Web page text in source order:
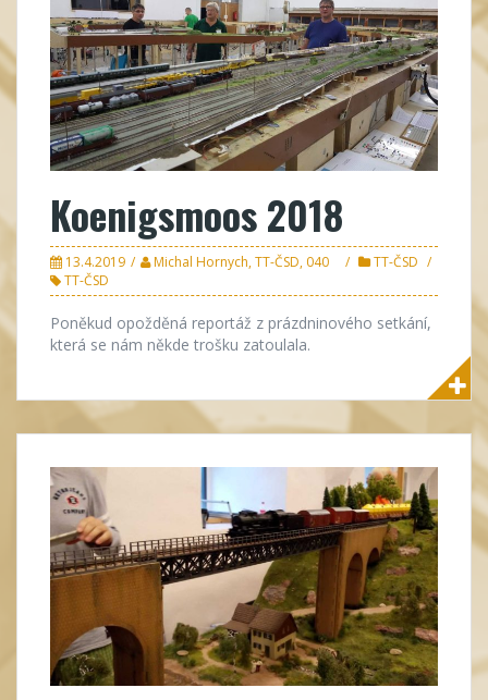
Koenigsmoos 2018
13.4.2019 Michal Hornych, TT-ČSD, 040
TT-ČSD
TT-ČSD
Poněkud opožděná reportáž z prázdninového setkání,
která se nám někde trošku zatoulala.